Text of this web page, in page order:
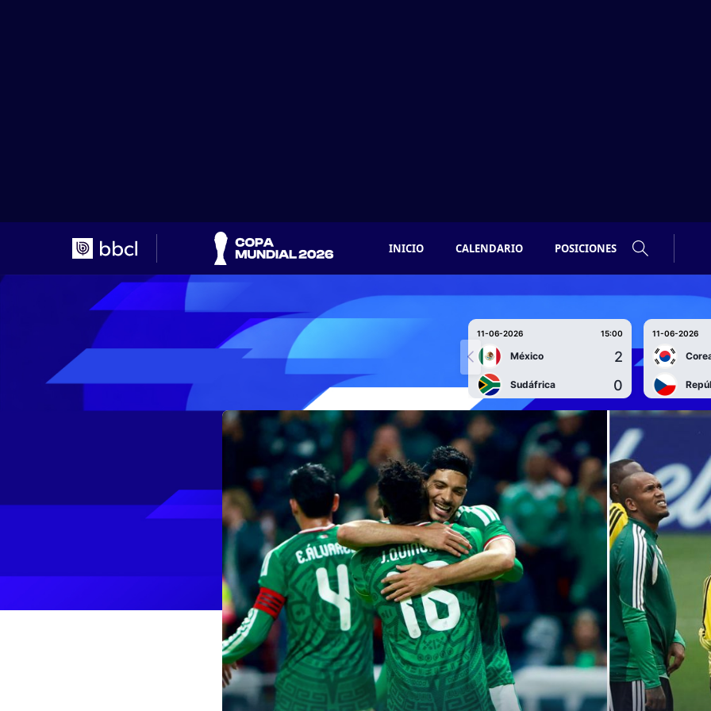
INICIO CALENDARIO POSICIONES
11-06-2026 15:00
México 2
Sudáfrica 0
11-06-2026